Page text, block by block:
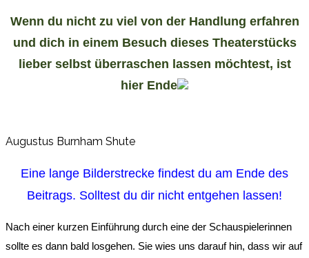
Wenn du nicht zu viel von der Handlung erfahren
und dich in einem Besuch dieses Theaterstücks
lieber selbst überraschen lassen möchtest, ist
hier Ende
Augustus Burnham Shute
Eine lange Bilderstrecke findest du am Ende des
Beitrags. Solltest du dir nicht entgehen lassen!
Nach einer kurzen Einführung durch eine der Schauspielerinnen
sollte es dann bald losgehen. Sie wies uns darauf hin, dass wir auf